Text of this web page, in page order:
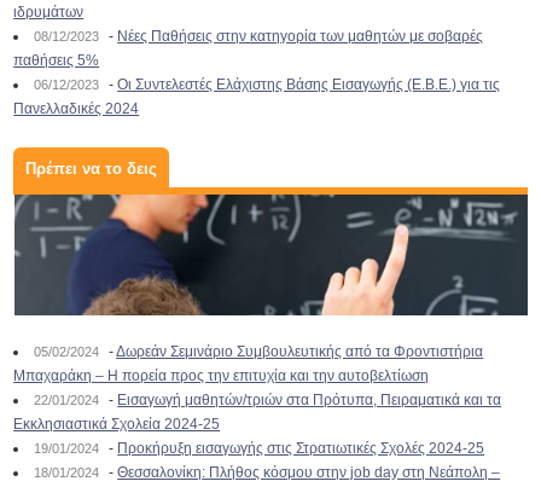
ιδρυμάτων
08/12/2023 - Νέες Παθήσεις στην κατηγορία των μαθητών με σοβαρές
παθήσεις 5%
06/12/2023 -Οι Συντελεστές Ελάχιστης Βάσης Εισαγωγής (Ε.Β.Ε.) για τις
Πανελλαδικές 2024
Πρέπει να το δεις
05/02/2024 -Δωρεάν Σεμινάριο Συμβουλευτικής από τα Φροντιστήρια
Μπαχαράκη – Η πορεία προς την επιτυχία και την αυτοβελτίωση
22/01/2024 - Εισαγωγή μαθητών/τριών στα Πρότυπα, Πειραματικά και τα
Εκκλησιαστικά Σχολεία 2024-25
19/01/2024 - Προκήρυξη εισαγωγής στις Στρατιωτικές Σχολές 2024-25
18/01/2024 -Θεσσαλονίκη: Πλήθος κόσμου στην job day στη Νεάπολη –